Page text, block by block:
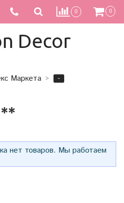
0 0
Decor
Маркета
-
нет товаров. Мы работаем